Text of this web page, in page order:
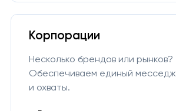
Корпорации
Несколько брендов или рынков?
Обеспечиваем единый месседж
и охваты.